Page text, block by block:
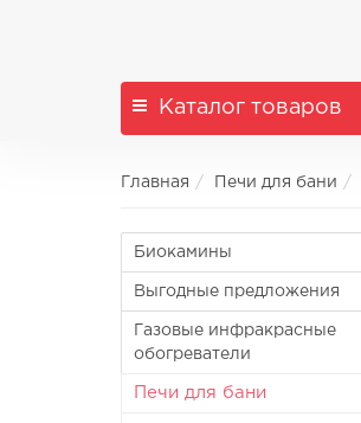
Каталог товаров
Главная Печи для бани
Биокамины
Выгодные предложения
Газовые инфракрасные
обогреватели
Печи для бани